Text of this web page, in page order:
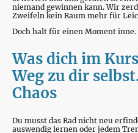
niemand gewinnen kann. Wir
Zweifeln kein Raum mehr für
Doch halt für einen Moment
Was dich im
Weg zu dir
Chaos
Du musst das Rad nicht neu
auswendig lernen oder jedem